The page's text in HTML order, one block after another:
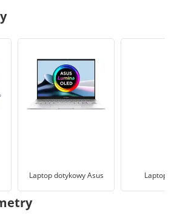
Laptop dotykowy Asus Laptopy